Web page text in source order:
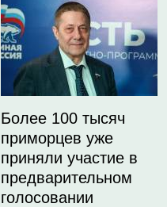
Более 100 тысяч
приморцев уже
приняли участие в
предварительном
голосовании